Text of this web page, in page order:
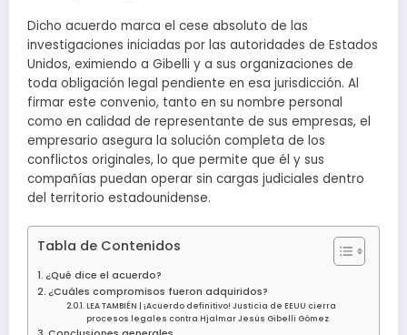
Dicho acuerdo marca el cese absoluto de las
investigaciones iniciadas por las autoridades de Estados
Unidos, eximiendo a Gibelli y a sus organizaciones de
toda obligación legal pendiente en esa jurisdicción. Al
firmar este convenio, tanto en su nombre personal
como en calidad de representante de sus empresas, el
empresario asegura la solución completa de los
conflictos originales, lo que permite que él y sus
compañías puedan operar sin cargas judiciales dentro
del territorio estadounidense.
Tabla de Contenidos
¿Qué dice el acuerdo?
¿Cuáles compromisos fueron adquiridos?
LEA TAMBIÉN | ¡Acuerdo definitivo! Justicia de EEUU cierra
procesos legales contra Hjalmar Jesús Gibelli Gómez